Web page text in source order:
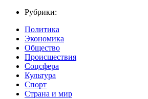
Рубрики:
Политика
Экономика
Общество
Происшествия
Соцсфера
Культура
Спорт
Страна и мир